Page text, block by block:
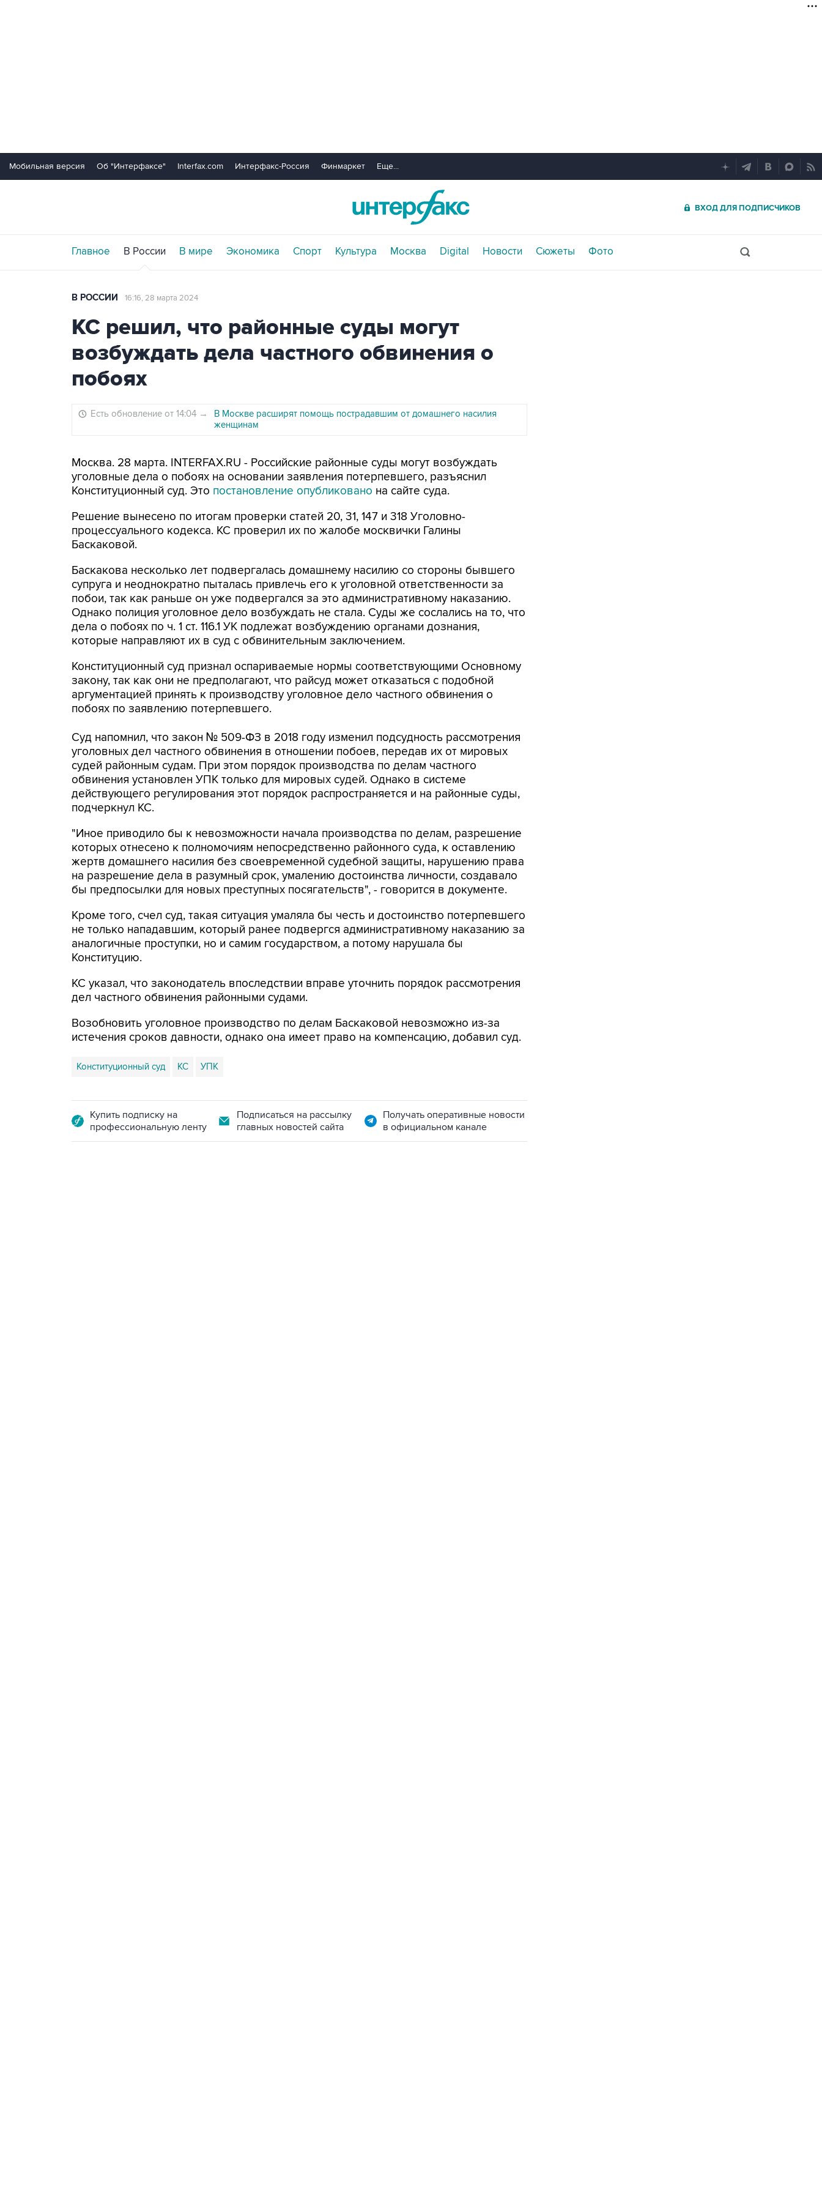
Мобильная версия Об "Интерфаксе" Interfax.com Интерфакс-Россия Финмаркет Еще...
ВХОД ДЛЯ ПОДПИСЧИКОВ
Главное В России В мире Экономика Спорт Культура Москва Digital Новости Сюжеты Фото
В РОССИИ 16:16, 28 марта 2024
КС решил, что районные суды могут
возбуждать дела частного обвинения о
побоях
Есть обновление от 14:04 →
В Москве расширят помощь пострадавшим от домашнего насилия
женщинам
Москва. 28 марта. INTERFAX.RU - Российские районные суды могут возбуждать
уголовные дела о побоях на основании заявления потерпевшего, разъяснил
Конституционный суд. Это постановление опубликовано на сайте суда.
Решение вынесено по итогам проверки статей 20, 31, 147 и 318 Уголовно-
процессуального кодекса. КС проверил их по жалобе москвички Галины
Баскаковой.
Баскакова несколько лет подвергалась домашнему насилию со стороны бывшего
супруга и неоднократно пыталась привлечь его к уголовной ответственности за
побои, так как раньше он уже подвергался за это административному наказанию.
Однако полиция уголовное дело возбуждать не стала. Суды же сослались на то, что
дела о побоях по ч. 1 ст. 116.1 УК подлежат возбуждению органами дознания,
которые направляют их в суд с обвинительным заключением.
Конституционный суд признал оспариваемые нормы соответствующими Основному
закону, так как они не предполагают, что райсуд может отказаться с подобной
аргументацией принять к производству уголовное дело частного обвинения о
побоях по заявлению потерпевшего.
Суд напомнил, что закон № 509-ФЗ в 2018 году изменил подсудность рассмотрения
уголовных дел частного обвинения в отношении побоев, передав их от мировых
судей районным судам. При этом порядок производства по делам частного
обвинения установлен УПК только для мировых судей. Однако в системе
действующего регулирования этот порядок распространяется и на районные суды,
подчеркнул КС.
"Иное приводило бы к невозможности начала производства по делам, разрешение
которых отнесено к полномочиям непосредственно районного суда, к оставлению
жертв домашнего насилия без своевременной судебной защиты, нарушению права
на разрешение дела в разумный срок, умалению достоинства личности, создавало
бы предпосылки для новых преступных посягательств", - говорится в документе.
Кроме того, счел суд, такая ситуация умаляла бы честь и достоинство потерпевшего
не только нападавшим, который ранее подвергся административному наказанию за
аналогичные проступки, но и самим государством, а потому нарушала бы
Конституцию.
КС указал, что законодатель впоследствии вправе уточнить порядок рассмотрения
дел частного обвинения районными судами.
Возобновить уголовное производство по делам Баскаковой невозможно из-за
истечения сроков давности, однако она имеет право на компенсацию, добавил суд.
Конституционный суд КС УПК
Купить подписку на
профессиональную ленту
Подписаться на рассылку
главных новостей сайта
Получать оперативные новости
в официальном канале